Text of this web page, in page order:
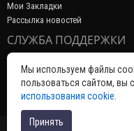
Мои Закладки
Рассылка новостей
СЛУЖБА ПОДДЕРЖКИ
Связаться с нами
Возврат товара
Карта сайта
Мы используем файлы
пользоваться сайтом, вы
использования cookie
Принять